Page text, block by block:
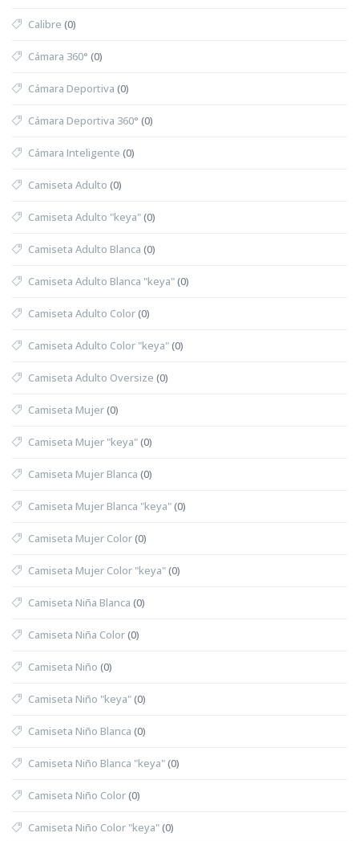
Calibre (0)
Cámara 360° (0)
Cámara Deportiva (0)
Cámara Deportiva 360° (0)
Cámara Inteligente (0)
Camiseta Adulto (0)
Camiseta Adulto "keya"(0)
Camiseta Adulto Blanca (0)
Camiseta Adulto Blanca "keya"(0)
Camiseta Adulto Color(0)
Camiseta Adulto Color "keya"(0)
Camiseta Adulto Oversize (0)
Camiseta Mujer(0)
Camiseta Mujer "keya"(0)
Camiseta Mujer Blanca (0)
Camiseta Mujer Blanca "keya"(0)
Camiseta Mujer Color(0)
Camiseta Mujer Color "keya"(0)
Camiseta Niña Blanca (0)
Camiseta Niña Color(0)
Camiseta Niño (0)
Camiseta Niño "keya"(0)
Camiseta Niño Blanca (0)
Camiseta Niño Blanca "keya"(0)
Camiseta Niño Color(0)
Camiseta Niño Color "keya"(0)